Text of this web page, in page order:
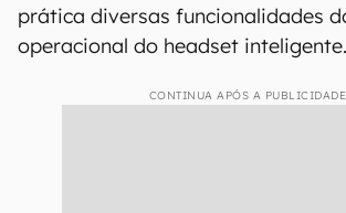
prática diversas funcionalidades
operacional do headset inteligente.
CONTINUA APÓS A PUBLICIDADE